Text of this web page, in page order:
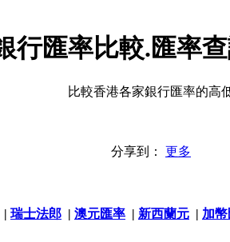
行匯率比較.匯率
比較香港各家銀行匯率的高
分享到： 更多
| 瑞士法郎 | 澳元匯率 | 新西蘭元 | 加